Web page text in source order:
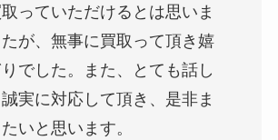
っていただけるとは思いま
が、無事に買取って頂き嬉
でした。また、とても話し
実に対応して頂き、是非ま
いと思います。